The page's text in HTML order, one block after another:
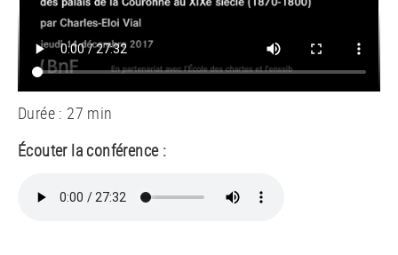
Durée : 27 min
Écouter la conférence :